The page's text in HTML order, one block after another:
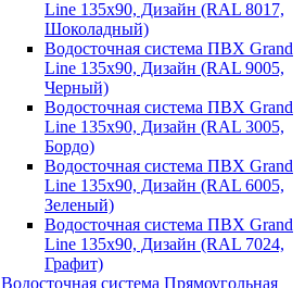
Line 135х90, Дизайн (RAL 8017,
Шоколадный)
Водосточная система ПВХ Grand
Line 135х90, Дизайн (RAL 9005,
Черный)
Водосточная система ПВХ Grand
Line 135х90, Дизайн (RAL 3005,
Бордо)
Водосточная система ПВХ Grand
Line 135х90, Дизайн (RAL 6005,
Зеленый)
Водосточная система ПВХ Grand
Line 135х90, Дизайн (RAL 7024,
Графит)
Водосточная система Прямоугольная